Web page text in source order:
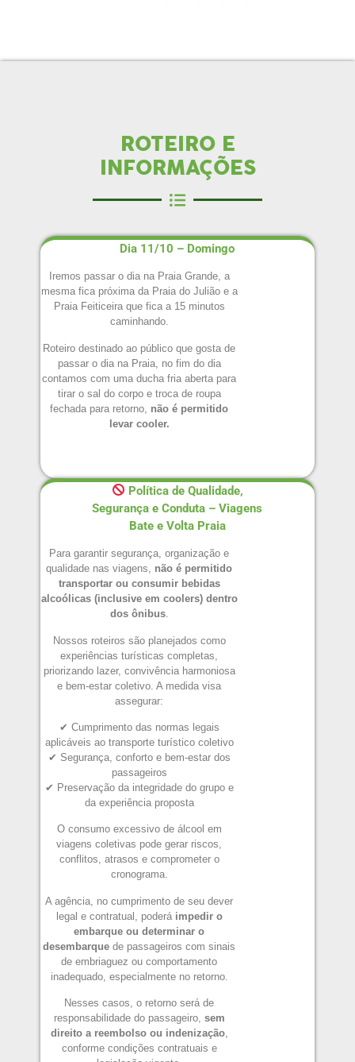
ROTEIRO E
INFORMAÇÕES
Dia 11/10 – Domingo
Iremos passar o dia na Praia Grande, a
mesma fica próxima da Praia do Julião e a
Praia Feiticeira que fica a 15 minutos
caminhando.
Roteiro destinado ao público que gosta de
passar o dia na Praia, no fim do dia
contamos com uma ducha fria aberta para
tirar o sal do corpo e troca de roupa
fechada para retorno, não é permitido
levar cooler.
Política de Qualidade,
Segurança e Conduta – Viagens
Bate e Volta Praia
Para garantir segurança, organização e
qualidade nas viagens, não é permitido
transportar ou consumir bebidas
alcoólicas (inclusive em coolers) dentro
dos ônibus.
Nossos roteiros são planejados como
experiências turísticas completas,
priorizando lazer, convivência harmoniosa
e bem-estar coletivo. A medida visa
assegurar:
✔ Cumprimento das normas legais
aplicáveis ao transporte turístico coletivo
✔ Segurança, conforto e bem-estar dos
passageiros
✔ Preservação da integridade do grupo e
da experiência proposta
O consumo excessivo de álcool em
viagens coletivas pode gerar riscos,
conflitos, atrasos e comprometer o
cronograma.
A agência, no cumprimento de seu dever
legal e contratual, poderá impedir o
embarque ou determinar o
desembarque de passageiros com sinais
de embriaguez ou comportamento
inadequado, especialmente no retorno.
Nesses casos, o retorno será de
responsabilidade do passageiro, sem
direito a reembolso ou indenização,
conforme condições contratuais e